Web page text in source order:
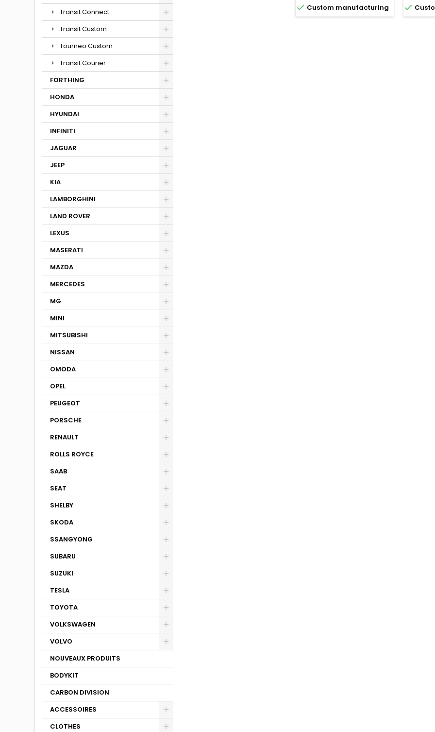
Transit Connect
Transit Custom
Tourneo Custom
Transit Courier
FORTHING
HONDA
HYUNDAI
INFINITI
JAGUAR
JEEP
KIA
LAMBORGHINI
LAND ROVER
LEXUS
MASERATI
MAZDA
MERCEDES
MG
MINI
MITSUBISHI
NISSAN
OMODA
OPEL
PEUGEOT
PORSCHE
RENAULT
ROLLS ROYCE
SAAB
SEAT
SHELBY
SKODA
SSANGYONG
SUBARU
SUZUKI
TESLA
TOYOTA
VOLKSWAGEN
VOLVO
NOUVEAUX PRODUITS
BODYKIT
CARBON DIVISION
ACCESSOIRES
CLOTHES
 Custom manufacturing 